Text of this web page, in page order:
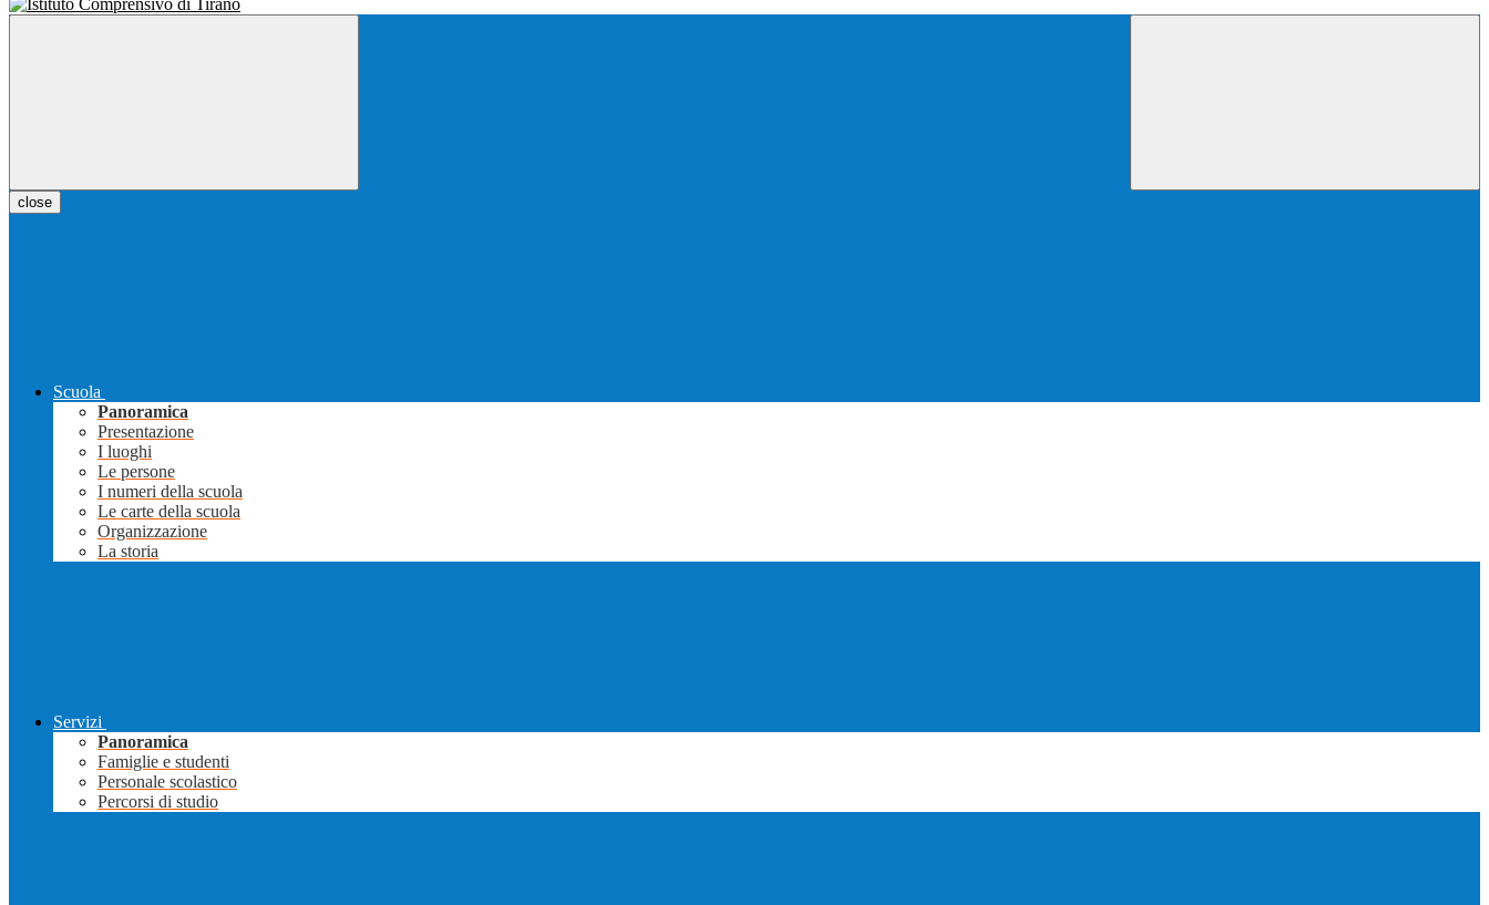
close
Scuola
Panoramica
Presentazione
I luoghi
Le persone
I numeri della scuola
Le carte della scuola
Organizzazione
La storia
Servizi
Panoramica
Famiglie e studenti
Personale scolastico
Percorsi di studio